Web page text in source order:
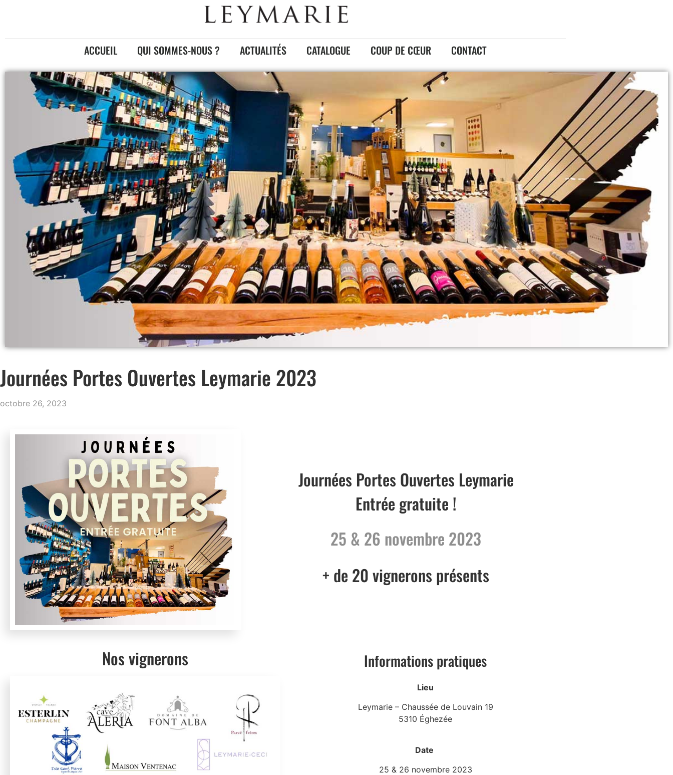
ACCUEIL QUI SOMMES-NOUS ? ACTUALITÉS CATALOGUE COUP DE CŒUR CONTACT
Journées Portes Ouvertes Leymarie 2023
octobre 26, 2023
Journées Portes Ouvertes Leymarie
Entrée gratuite !
25 & 26 novembre 2023
+ de 20 vignerons présents
Nos vignerons Informations pratiques
Lieu
Leymarie – Chaussée de Louvain 19
5310 Éghezée
Date
25 & 26 novembre 2023